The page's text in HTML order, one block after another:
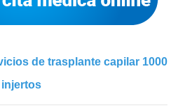
de trasplante capilar 1000
injertos